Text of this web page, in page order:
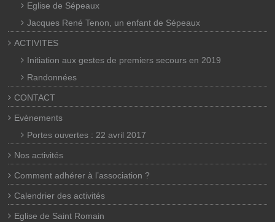
Eglise de Sépeaux
Jacques René Tenon, un enfant de Sépeaux
ACTIVITES
Initiation aux gestes de premiers secours en 2019
Randonnées
CONTACT
Evènements
Portes ouvertes : 22 avril 2017
Nos activités
Comment adhérer à l’association ?
Calendrier des activités
Eglise de Saint Romain